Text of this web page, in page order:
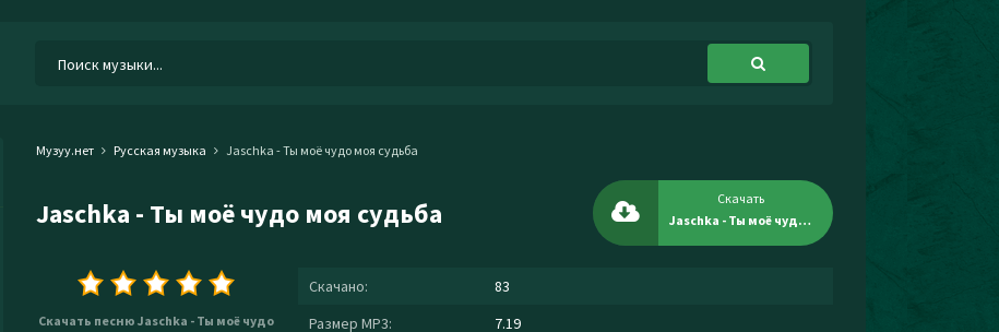
Музуу.нет Русская музыка Jaschka - Ты моё чудо моя судьба
Jaschka - Ты моё чудо моя судьба
Скачать
Jaschka - Ты моё чудо моя судьба
Скачать песню Jaschka - Ты моё чудо
Скачано:
83
Размер MP3:
7.19